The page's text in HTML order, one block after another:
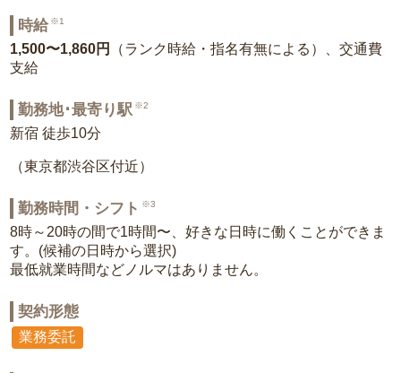
時給 ※1
1,500〜1,860円
（ランク時給・指名有無による）、交通費
支給
勤務地･最寄り駅 ※2
新宿 徒歩10分
（東京都渋谷区付近）
勤務時間・シフト ※3
8時～20時の間で1時間〜、好きな日時に働くことができま
す。(候補の日時から選択)
最低就業時間などノルマはありません。
契約形態
業務委託